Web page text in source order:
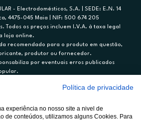
- Electrodomésticos, S.A. | SEDE: E.N. 14
4475-045 Maia | NIF: 500 674 205
Todos os preços incluem I.V.A. à taxa legal
loja online.
recomendado para o produto em questão,
produtor ou fornecedor.
por eventuais erros publicados
reembolsado em 12 meses, TAN
Cetelem, marca BNP Paribas Personal
Política de privacidade
experiência no nosso site a nivel de
de conteúdos, utilizamos alguns Cookies. Para